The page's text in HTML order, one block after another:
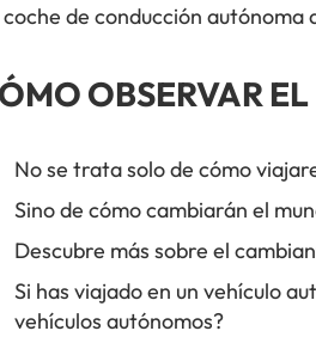
coche de conducción autónoma
OBSERVAR
No se trata solo de cómo
Sino de cómo cambiarán el
Descubre más sobre el
Si has viajado en un vehículo
vehículos autónomos?